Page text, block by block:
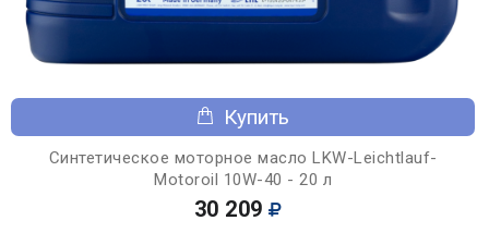
Купить
Синтетическое моторное масло LKW-Leichtlauf-
Motoroil 10W-40 - 20 л
30 209